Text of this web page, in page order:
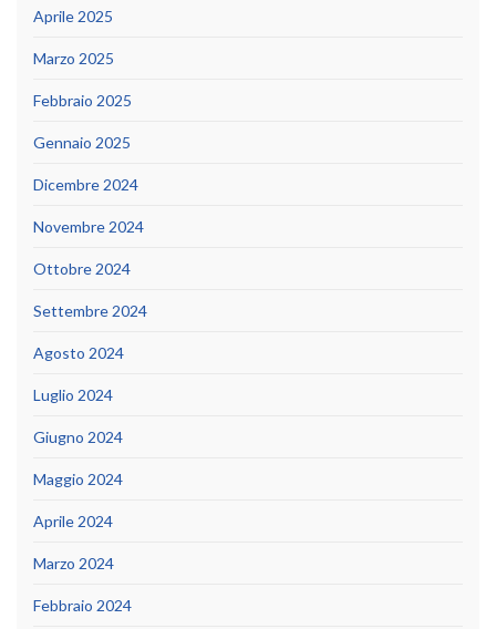
Aprile 2025
Marzo 2025
Febbraio 2025
Gennaio 2025
Dicembre 2024
Novembre 2024
Ottobre 2024
Settembre 2024
Agosto 2024
Luglio 2024
Giugno 2024
Maggio 2024
Aprile 2024
Marzo 2024
Febbraio 2024